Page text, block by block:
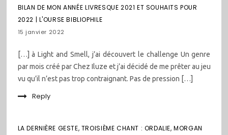
BILAN DE MON ANNÉE LIVRESQUE 2021 ET SOUHAITS POUR
2022 | L'OURSE BIBLIOPHILE
15 janvier 2022
[…] à Light and Smell, j’ai découvert le challenge Un genre
par mois créé par Chez Iluze et j’ai décidé de me prêter au jeu
vu qu’il n’est pas trop contraignant. Pas de pression […]
Reply
LA DERNIÈRE GESTE, TROISIÈME CHANT : ORDALIE, MORGAN